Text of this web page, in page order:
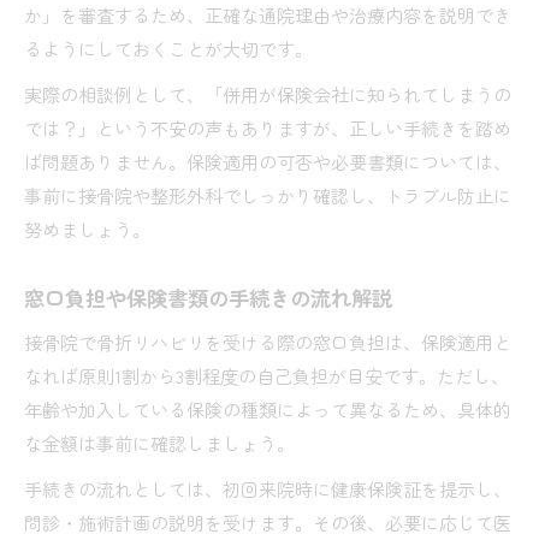
か」を審査するため、正確な通院理由や治療内容を説明でき
るようにしておくことが大切です。
実際の相談例として、「併用が保険会社に知られてしまうの
では？」という不安の声もありますが、正しい手続きを踏め
ば問題ありません。保険適用の可否や必要書類については、
事前に接骨院や整形外科でしっかり確認し、トラブル防止に
努めましょう。
窓口負担や保険書類の手続きの流れ解説
接骨院で骨折リハビリを受ける際の窓口負担は、保険適用と
なれば原則1割から3割程度の自己負担が目安です。ただし、
年齢や加入している保険の種類によって異なるため、具体的
な金額は事前に確認しましょう。
手続きの流れとしては、初回来院時に健康保険証を提示し、
問診・施術計画の説明を受けます。その後、必要に応じて医